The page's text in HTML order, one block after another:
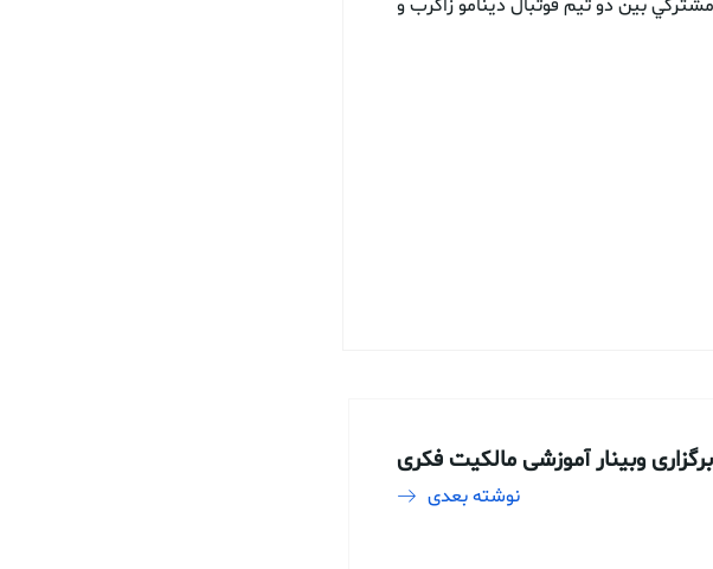
بين دو تيم فوتبال دينامو زاگرب و
برگزاری وبینار آموزشی مالکیت فکری
نوشته بعدی